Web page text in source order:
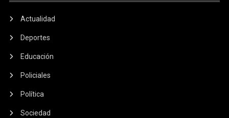
Actualidad
Deportes
Educación
Policiales
Política
Sociedad